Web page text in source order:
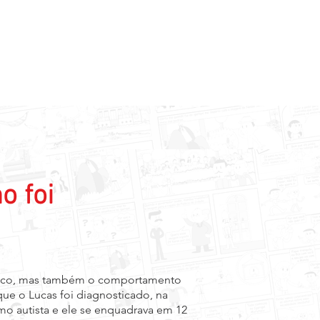
foi
mas também o comportamento
o Lucas foi diagnosticado, na
autista e ele se enquadrava em 12